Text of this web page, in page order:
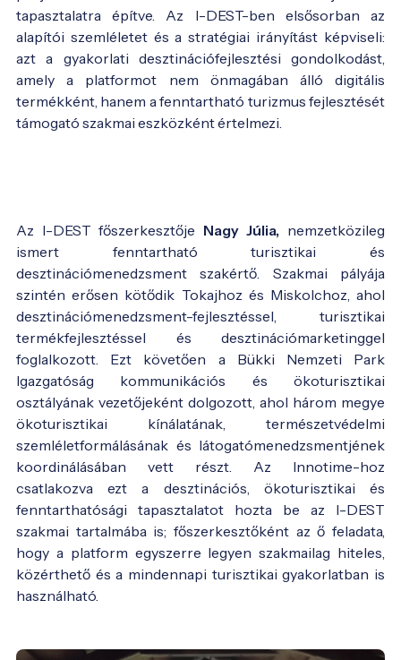
tapasztalatra építve. Az I-DEST-ben elsősorban az
alapítói szemléletet és a stratégiai irányítást képviseli:
azt a gyakorlati desztinációfejlesztési gondolkodást,
amely a platformot nem önmagában álló digitális
termékként, hanem a fenntartható turizmus fejlesztését
támogató szakmai eszközként értelmezi.
Az I-DEST főszerkesztője Nagy Júlia, nemzetközileg
ismert fenntartható turisztikai és
desztinációmenedzsment szakértő. Szakmai pályája
szintén erősen kötődik Tokajhoz és Miskolchoz, ahol
desztinációmenedzsment-fejlesztéssel, turisztikai
termékfejlesztéssel és desztinációmarketinggel
foglalkozott. Ezt követően a Bükki Nemzeti Park
Igazgatóság kommunikációs és ökoturisztikai
osztályának vezetőjeként dolgozott, ahol három megye
ökoturisztikai kínálatának, természetvédelmi
szemléletformálásának és látogatómenedzsmentjének
koordinálásában vett részt. Az Innotime-hoz
csatlakozva ezt a desztinációs, ökoturisztikai és
fenntarthatósági tapasztalatot hozta be az I-DEST
szakmai tartalmába is; főszerkesztőként az ő feladata,
hogy a platform egyszerre legyen szakmailag hiteles,
közérthető és a mindennapi turisztikai gyakorlatban is
használható.